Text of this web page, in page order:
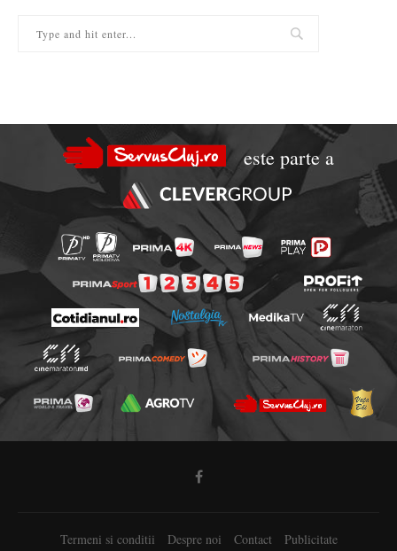
este parte a
Termeni si conditii Despre noi Contact Publicitate